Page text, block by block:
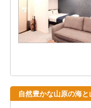
自然豊かな山原の海